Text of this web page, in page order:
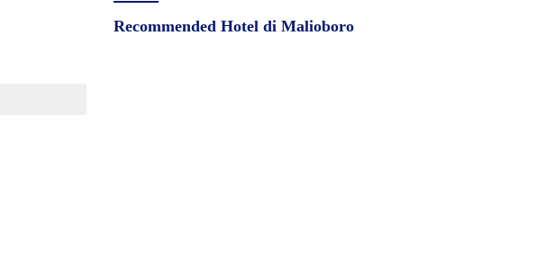
Recommended Hotel di Malioboro